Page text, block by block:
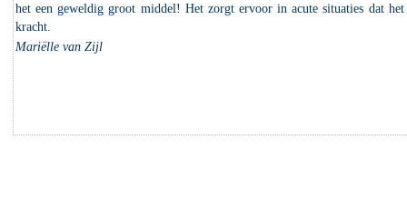
het een geweldig groot middel! Het zorgt ervoor in acute situaties dat
kracht.
Mariëlle van Zijl